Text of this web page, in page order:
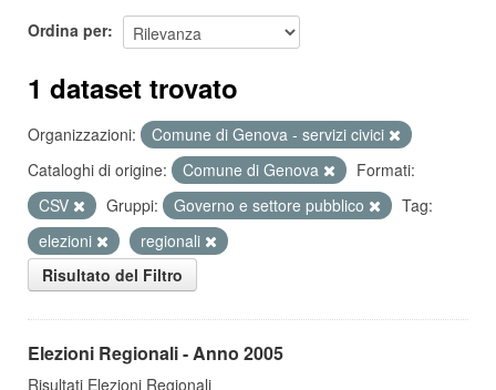
Ordina per
1 dataset trovato
Organizzazioni:
Comune di Genova - servizi civici
Cataloghi di origine:
Comune di Genova
Formati:
CSV
Gruppi: Governo e settore pubblico
Tag:
elezioni
regionali
Risultato del Filtro
Elezioni Regionali - Anno 2005
Risultati Elezioni Regionali